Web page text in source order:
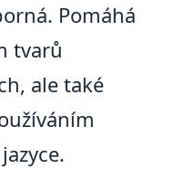
Pomáhá
tvarů
ale také